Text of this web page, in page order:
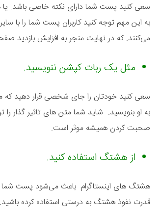
سعی کنید پست شما دارای نکته خاصی باشد. یا
به این مهم توجه کنید کاربران پست شما را با
می‌کنند. که در نهایت منجر به افزایش بازدید
مثل یک ربات کپشن ننویسید.
سعی کنید خودتان را جای شخصی قرار دهید که
به او بنویسید. شاید شما متن های تاثیر گذار
صحبت کردن همیشه موثر است.
از هشتگ استفاده کنید.
هشتگ های اینستاگرام باعث می‌شود پست شما
قدرت نفوذ هشتگ به درستی استفاده کرده باشید.